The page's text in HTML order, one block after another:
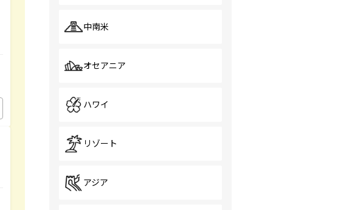
中南米
オセアニア
ハワイ
リゾート
アジア